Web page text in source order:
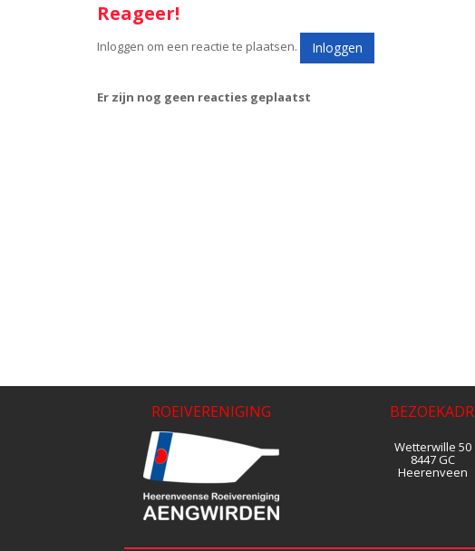
Reageer!
Inloggen om een reactie te plaatsen. Inloggen
Er zijn nog geen reacties geplaatst
ROEIVERENIGING
Wetterwille 50
8447 GC
Heerenveen